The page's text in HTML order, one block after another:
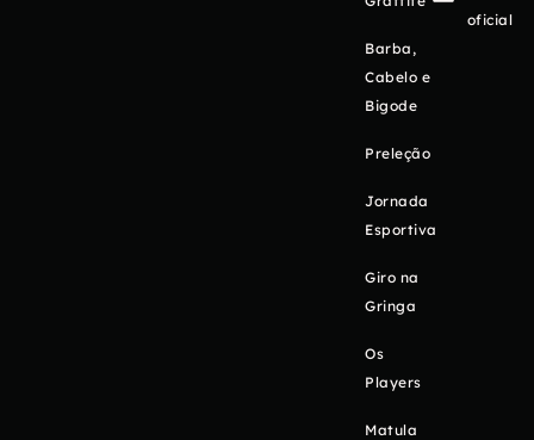
Barba,
Cabelo e
Bigode
Preleção
Jornada
Esportiva
Giro na
Gringa
Os
Players
Matula
oficial